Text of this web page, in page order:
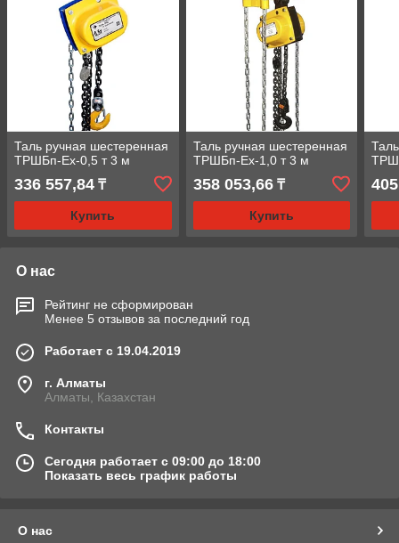
Таль ручная шестеренная
ТРШБп-Ех-0,5 т 3 м
336 557,84 ₸
Купить
Таль ручная шестеренная
ТРШБп-Ех-1,0 т 3 м
358 053,66₸
Купить
О нас
Рейтинг не сформирован
Менее 5 отзывов за последний год
Работает с 19.04.2019
г. Алматы
Алматы, Казахстан
Контакты
Сегодня работает с 09:00 до 18:00
Показать весь график работы
О нас